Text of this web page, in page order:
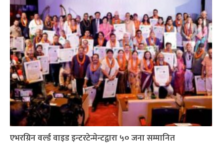
एभरग्रिन वर्ल्ड वाइड इन्टरटेन्मेन्टद्वारा ५० जना सम्मानित